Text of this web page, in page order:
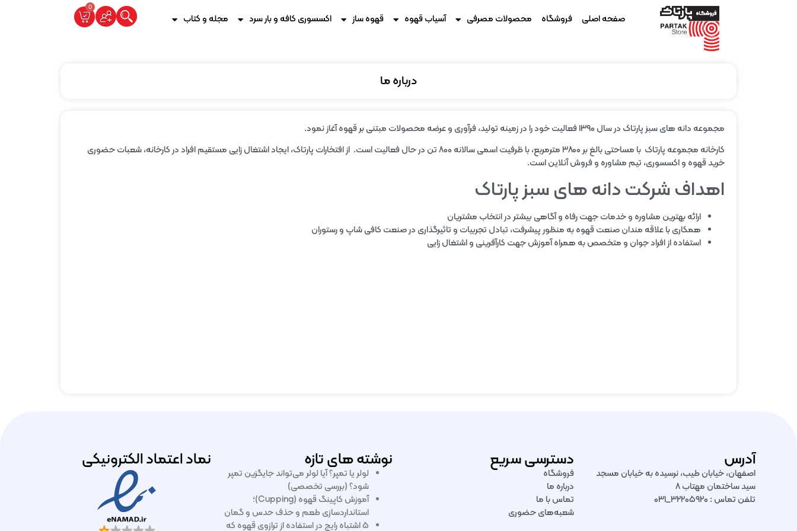
صفحه اصلی فروشگاه محصولات مصرفی آسیاب قهوه قهوه ساز اکسسوری کافه و بار سرد مجله و کتاب
0
درباره ما
مجموعه دانه های سبز پارتاک در سال ۱۳۹۰ فعالیت خود را در زمینه تولید، فرآوری و عرضه محصولات مبتنی بر قهوه آغاز نمود.
کارخانه مجموعه پارتاک با مساحتی بالغ بر ۳۸۰۰ مترمربع، با ظرفیت اسمی سالانه ۸۰۰ تن در حال فعالیت است. از افتخارات پارتاک، ایجاد اشتغال زایی مستقیم افراد در کارخانه، شعبات حضوری
خرید قهوه و اکسسوری، تیم مشاوره و فروش آنلاین است.
اهداف شرکت دانه های سبز پارتاک
ارائه بهترین مشاوره و خدمات جهت رفاه و آگاهی بیشتر در انتخاب مشتریان
همکاری با علاقه مندان صنعت قهوه به منظور پیشرفت، تبادل تجربیات و تاثیرگذاری در صنعت کافی شاپ و رستوران
استفاده از افراد جوان و متخصص به همراه آموزش جهت کارآفرینی و اشتغال زایی
آدرس
اصفهان، خیابان طیب، نرسیده به خیابان مسجد
سید ساختمان مهتاب ۸
تلفن تماس : ۳۲۲۰۵۹۲۰_۰۳۱
دسترسی سریع
فروشگاه
درباره ما
تماس با ما
شعبه‌های حضوری
نوشته های تازه
لولر یا تمپر؟ آیا لولر می‌تواند جایگزین تمپر
شود؟ (بررسی تخصصی)
آموزش کاپینگ قهوه (Cupping)؛
استانداردسازی طعم و حذف حدس و گمان
۵ اشتباه رایج در استفاده از ترازوی قهوه که
نماد اعتماد الکترونیکی